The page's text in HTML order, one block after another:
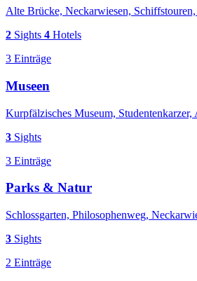
Alte Brücke, Neckarwiesen,
2 Sights 4 Hotels
3 Einträge
Museen
Kurpfälzisches Museum, Studentenkarzer,
3 Sights
3 Einträge
Parks & Natur
Schlossgarten, Philosophenweg,
3 Sights
2 Einträge